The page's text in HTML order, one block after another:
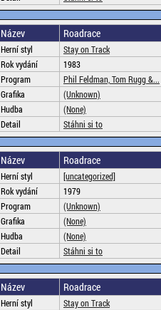
Název Roadrace
Herní styl
Stay on Track
Rok vydání
1983
Program
Phil Feldman, Tom Rugg &...
Grafika
(Unknown)
Hudba
(None)
Detail
Stáhni si to
Název Roadrace
Herní styl
[uncategorized]
Rok vydání
1979
Program
(Unknown)
Grafika
(None)
Hudba
(None)
Detail
Stáhni si to
Název Roadrace
Herní styl
Stay on Track